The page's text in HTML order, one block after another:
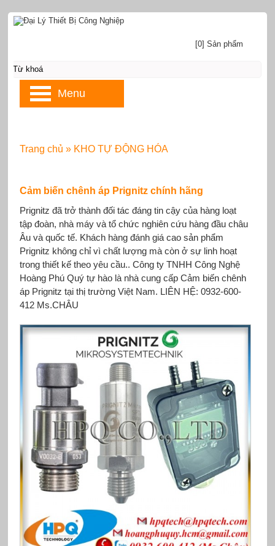
Cảm biến chênh áp Prignitz chính hãng
Prignitz đã trở thành đối tác đáng tin cậy của hàng loạt
tập đoàn, nhà máy và tổ chức nghiên cứu hàng đầu châu
Âu và quốc tế. Khách hàng đánh giá cao sản phẩm
Prignitz không chỉ vì chất lượng mà còn ở sự linh hoạt
trong thiết kế theo yêu cầu.. Công ty TNHH Công Nghệ
Hoàng Phú Quý tự hào là nhà cung cấp Cảm biến chênh
áp Prignitz tại thị trường Việt Nam. LIÊN HỆ: 0932-600-
412 Ms.CHÂU
Trang chủ » KHO TỰ ĐỘNG HÓA
[0] Sản phẩm
Menu